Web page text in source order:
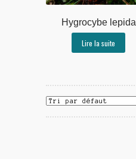
Hygrocybe lepida
Lire la suite